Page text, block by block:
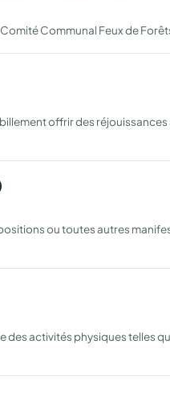
Communal Feux de
offrir des
ou toutes autres
activités physiques telles